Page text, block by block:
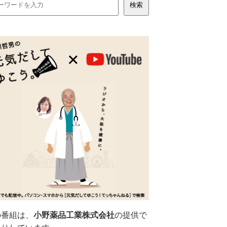
組は、小野薬品工業株式会社の提供で